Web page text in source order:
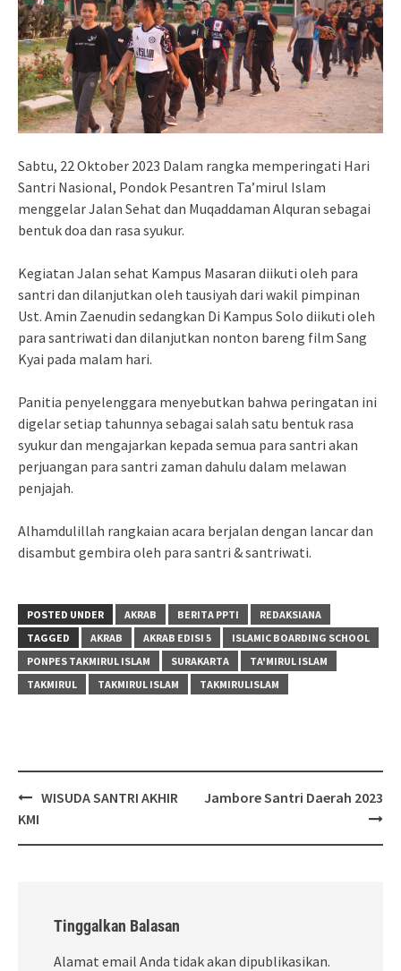
Sabtu, 22 Oktober 2023 Dalam rangka memperingati Hari
Santri Nasional, Pondok Pesantren Ta’mirul Islam
menggelar Jalan Sehat dan Muqaddaman Alquran sebagai
bentuk doa dan rasa syukur.
Kegiatan Jalan sehat Kampus Masaran diikuti oleh para
santri dan dilanjutkan oleh tausiyah dari wakil pimpinan
Ust. Amin Zaenudin sedangkan Di Kampus Solo diikuti oleh
para santriwati dan dilanjutkan nonton bareng film Sang
Kyai pada malam hari.
Panitia penyelenggara menyebutkan bahwa peringatan ini
digelar setiap tahunnya sebagai salah satu bentuk rasa
syukur dan mengajarkan kepada semua para santri akan
perjuangan para santri zaman dahulu dalam melawan
penjajah.
Alhamdulillah rangkaian acara berjalan dengan lancar dan
disambut gembira oleh para santri & santriwati.
POSTED UNDER AKRAB BERITA PPTI
REDAKSIANA
TAGGED
AKRAB AKRAB EDISI 5
ISLAMIC BOARDING SCHOOL
PONPES TAKMIRUL ISLAM
SURAKARTA
TA'MIRUL ISLAM
TAKMIRUL
TAKMIRUL ISLAM TAKMIRULISLAM
Post
navigation
WISUDA SANTRI AKHIR
KMI
Jambore Santri Daerah 2023
Tinggalkan Balasan
Alamat email Anda tidak akan dipublikasikan.